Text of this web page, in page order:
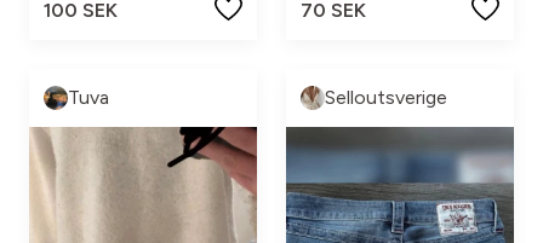
100 SEK
70 SEK
Tuva Selloutsverige